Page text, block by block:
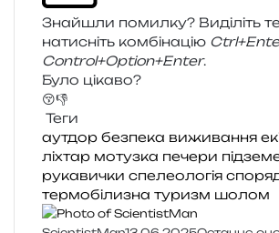
Знайшли помил­ку? Виділіть
нати­сніть ком­бі­на­цію
Control+Option+Enter.
Було цікаво?
😚👎
Теги
аутдор безпека виживання
ліхтар мотузка печери
рукавички спелеологія
термобілизна туризм шолом